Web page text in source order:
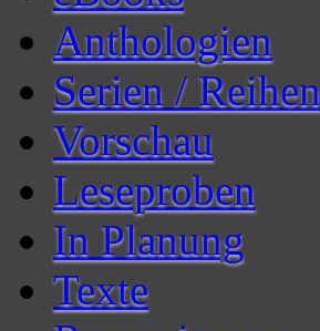
Anthologien
Serien / Reihen
Vorschau
Leseproben
In Planung
Texte